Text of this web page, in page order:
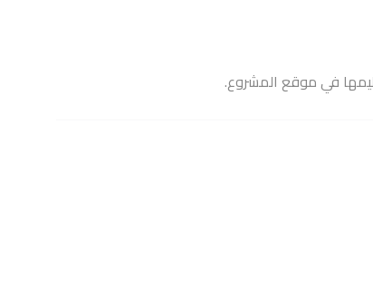
في موقع المشروع.